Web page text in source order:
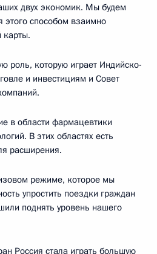
двух экономик. Мы будем
этого способом взаимно
карты.
роль, которую играет Индийско-
и инвестициям и Совет
в области фармацевтики
В этих областях есть
расширения.
режиме, которое мы
упростить поездки граждан
поднять уровень нашего
Россия стала играть большую